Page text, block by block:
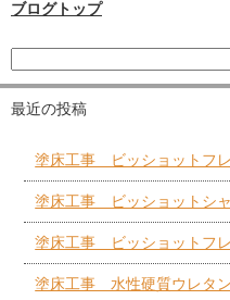
ブログトップ
最近の投稿
塗床工事 ビッショットフ
塗床工事 ビッショットシ
塗床工事 ビッショットフ
塗床工事 水性硬質ウレ